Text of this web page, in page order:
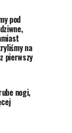
pod
na
pierwszy
nogi,